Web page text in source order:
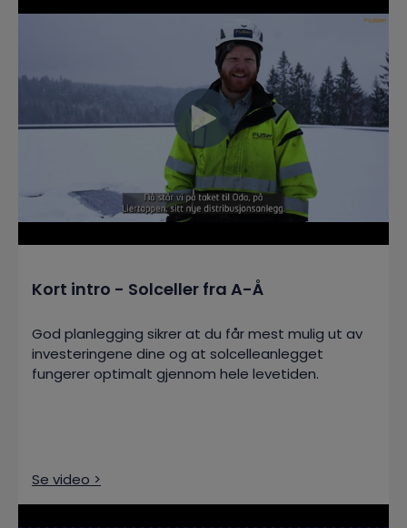
Kort intro - Solceller fra A-Å
God planlegging sikrer at du får mest mulig ut av
investeringene dine og at solcelleanlegget
fungerer optimalt gjennom hele levetiden.
Se video >